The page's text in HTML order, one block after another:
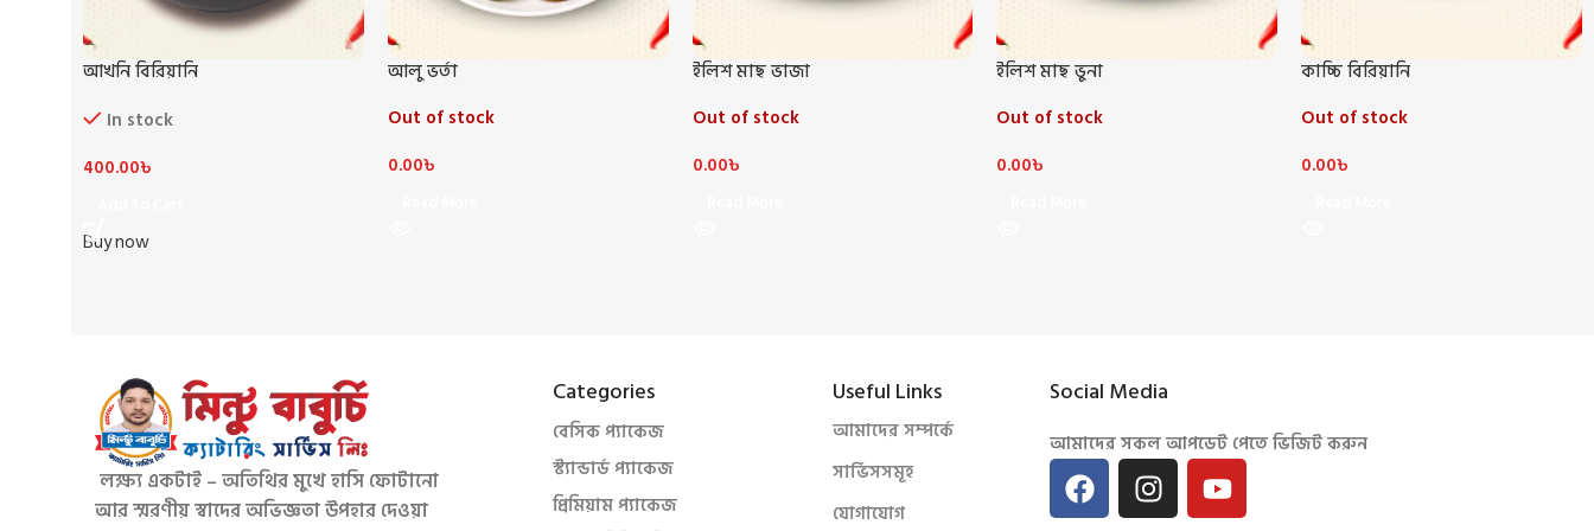
আখনি বিরিয়ানি
In stock
400.00৳
Buy now
আলু ভর্তা
Out of stock
0.00৳
ইলিশ মাছ ভাজা
Out of stock
0.00৳
ইলিশ মাছ ভুনা
Out of stock
0.00৳
কাচ্চি বিরিয়ানি
Out of stock
0.00৳
লক্ষ্য একটাই – অতিথির মুখে হাসি ফোটানো
আর স্মরণীয় স্বাদের অভিজ্ঞতা উপহার দেওয়া
Categories
বেসিক প্যাকেজ
স্ট্যান্ডার্ড প্যাকেজ
প্রিমিয়াম প্যাকেজ
Useful Links
আমাদের সম্পর্কে
সার্ভিসসমূহ
যোগাযোগ
Social Media
আমাদের সকল আপডেট পেতে ভিজিট করুন